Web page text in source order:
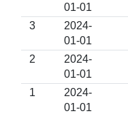
01-01
3
2024-
01-01
2
2024-
01-01
1
2024-
01-01